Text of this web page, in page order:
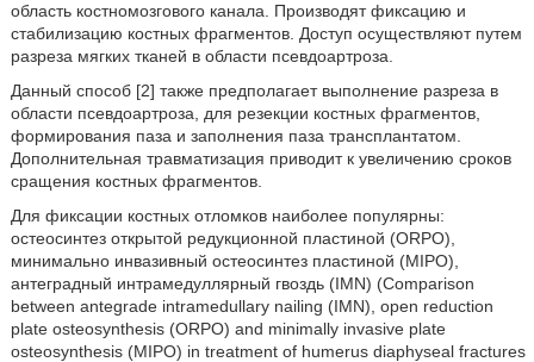
область костномозгового канала. Производят фиксацию и
стабилизацию костных фрагментов. Доступ осуществляют путем
разреза мягких тканей в области псевдоартроза.
Данный способ [2] также предполагает выполнение разреза в
области псевдоартроза, для резекции костных фрагментов,
формирования паза и заполнения паза трансплантатом.
Дополнительная травматизация приводит к увеличению сроков
сращения костных фрагментов.
Для фиксации костных отломков наиболее популярны:
остеосинтез открытой редукционной пластиной (ORPO),
минимально инвазивный остеосинтез пластиной (MIPO),
антеградный интрамедуллярный гвоздь (IMN) (Comparison
between antegrade intramedullary nailing (IMN), open reduction
plate osteosynthesis (ORPO) and minimally invasive plate
osteosynthesis (MIPO) in treatment of humerus diaphyseal fractures